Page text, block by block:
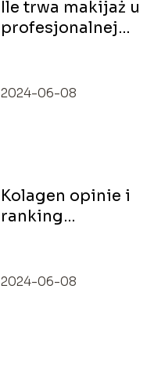
Ile trwa makijaż u
profesjonalnej
2024-06-08
Kolagen opinie i
ranking
2024-06-08